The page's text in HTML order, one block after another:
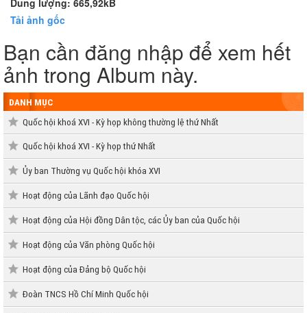
Dung lượng: 665,92kB
Tải ảnh gốc
Bạn cần đăng nhập để xem hết
ảnh trong Album này.
DANH MỤC
Quốc hội khoá XVI - Kỳ họp không thường lệ thứ Nhất
Quốc hội khoá XVI - Kỳ họp thứ Nhất
Ủy ban Thường vụ Quốc hội khóa XVI
Hoạt động của Lãnh đạo Quốc hội
Hoạt động của Hội đồng Dân tộc, các Ủy ban của Quốc hội
Hoạt động của Văn phòng Quốc hội
Hoạt động của Đảng bộ Quốc hội
Đoàn TNCS Hồ Chí Minh Quốc hội